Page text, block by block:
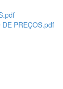
PREÇOS.pdf